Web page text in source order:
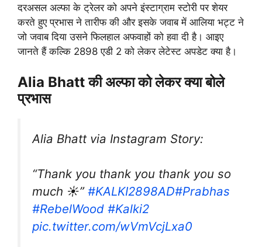
दरअसल अल्फा के ट्रेलर को अपने इंस्टाग्राम स्टोरी पर शेयर
करते हुए प्रभास ने तारीफ की और इसके जवाब में आलिया भट्ट ने
जो जवाब दिया उसने फिलहाल अफवाहों को हवा दी है। आइए
जानते हैं कल्कि 2898 एडी 2 को लेकर लेटेस्ट अपडेट क्या है।
Alia Bhatt की अल्फा को लेकर क्या बोले
प्रभास
Alia Bhatt via Instagram Story:
“Thank you thank you thank you so
much ☀️” #KALKI2898AD‌‌#Prabhas
#RebelWood #Kalki2
pic.twitter.com/wVmVcjLxa0